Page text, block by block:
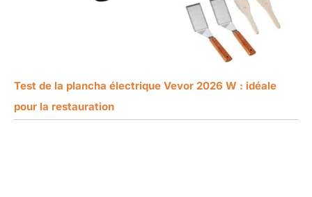
Test de la plancha électrique Vevor 2026 W : idéale
pour la restauration